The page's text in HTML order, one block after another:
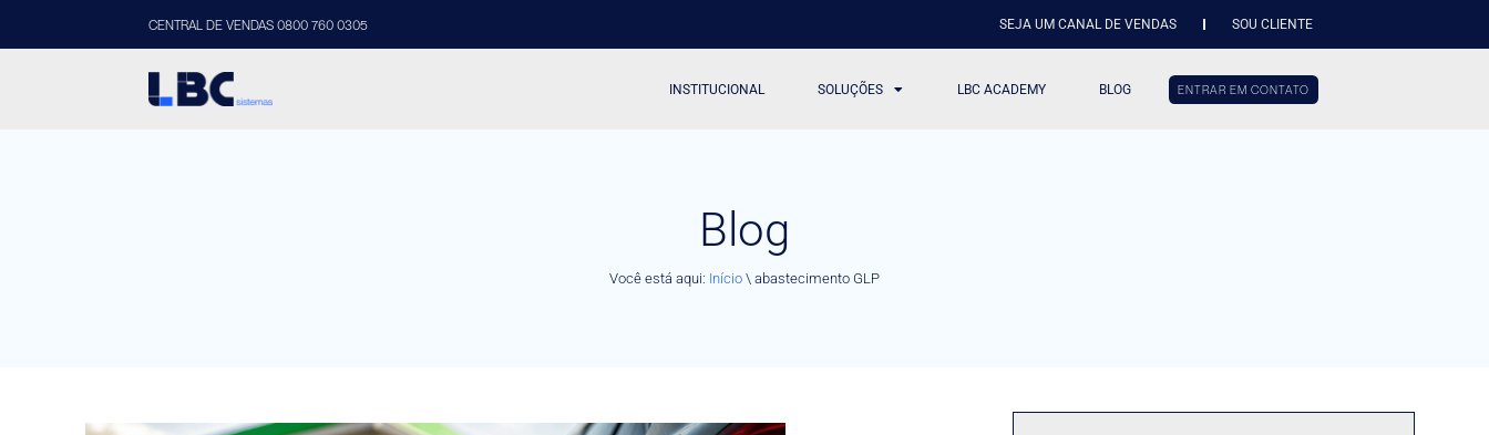
CENTRAL DE VENDAS 0800 760 0305 SEJA UM CANAL DE VENDAS SOU CLIENTE
INSTITUCIONAL SOLUÇÕES LBC ACADEMY BLOG ENTRAR EM CONTATO
Blog
Você está aqui: Início \ abastecimento GLP